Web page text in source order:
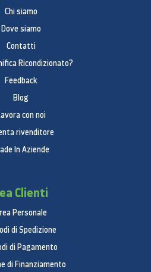
Chi siamo
Dove siamo
Contatti
Ricondizionato?
Feedback
Blog
con noi
rivenditore
In Aziende
Clienti
Personale
di Spedizione
di Pagamento
di Finanziamento